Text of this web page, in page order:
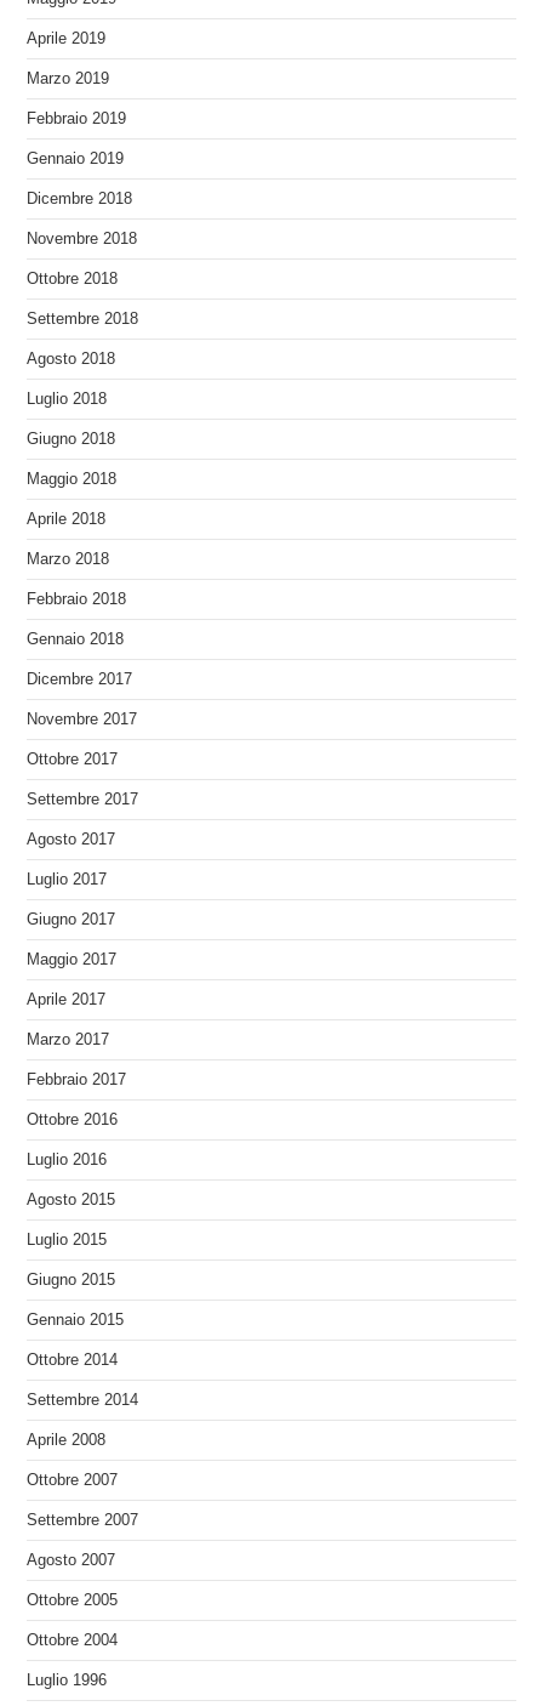
Aprile 2019
Marzo 2019
Febbraio 2019
Gennaio 2019
Dicembre 2018
Novembre 2018
Ottobre 2018
Settembre 2018
Agosto 2018
Luglio 2018
Giugno 2018
Maggio 2018
Aprile 2018
Marzo 2018
Febbraio 2018
Gennaio 2018
Dicembre 2017
Novembre 2017
Ottobre 2017
Settembre 2017
Agosto 2017
Luglio 2017
Giugno 2017
Maggio 2017
Aprile 2017
Marzo 2017
Febbraio 2017
Ottobre 2016
Luglio 2016
Agosto 2015
Luglio 2015
Giugno 2015
Gennaio 2015
Ottobre 2014
Settembre 2014
Aprile 2008
Ottobre 2007
Settembre 2007
Agosto 2007
Ottobre 2005
Ottobre 2004
Luglio 1996